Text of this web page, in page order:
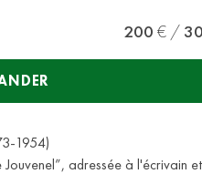
200
1954)
adressée à l'écrivain et